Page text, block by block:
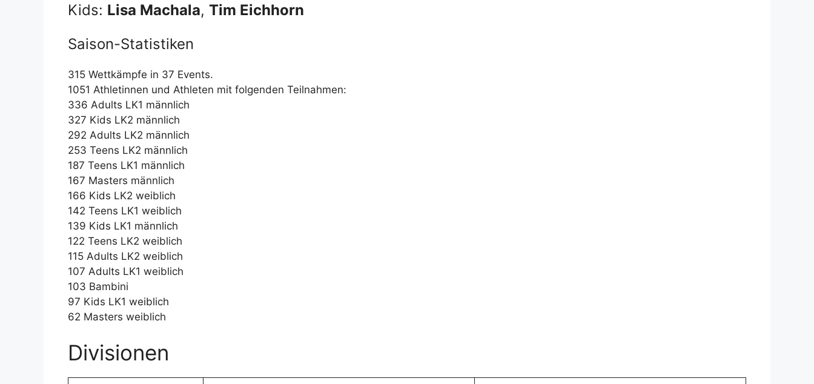
Kids: Lisa Machala, Tim Eichhorn
Saison-Statistiken
315 Wettkämpfe in 37 Events.
1051 Athletinnen und Athleten mit folgenden Teilnahmen:
336 Adults LK1 männlich
327 Kids LK2 männlich
292 Adults LK2 männlich
253 Teens LK2 männlich
187 Teens LK1 männlich
167 Masters männlich
166 Kids LK2 weiblich
142 Teens LK1 weiblich
139 Kids LK1 männlich
122 Teens LK2 weiblich
115 Adults LK2 weiblich
107 Adults LK1 weiblich
103 Bambini
97 Kids LK1 weiblich
62 Masters weiblich
Divisionen